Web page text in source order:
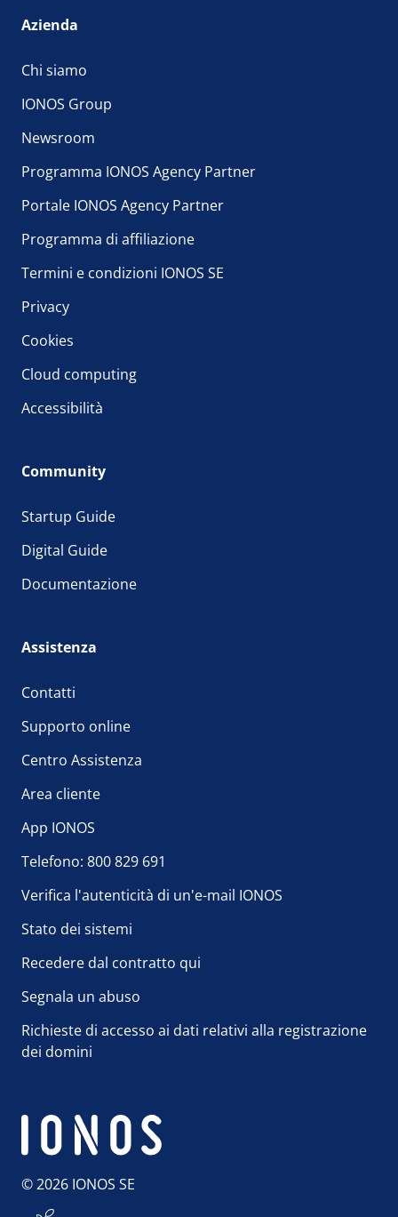
Azienda
Chi siamo
IONOS Group
Newsroom
Programma IONOS Agency Partner
Portale IONOS Agency Partner
Programma di affiliazione
Termini e condizioni IONOS SE
Privacy
Cookies
Cloud computing
Accessibilità
Community
Startup Guide
Digital Guide
Documentazione
Assistenza
Contatti
Supporto online
Centro Assistenza
Area cliente
App IONOS
Telefono: 800 829 691
Verifica l'autenticità di un'e-mail IONOS
Stato dei sistemi
Recedere dal contratto qui
Segnala un abuso
Richieste di accesso ai dati relativi alla registrazione
dei domini
© 2026 IONOS SE